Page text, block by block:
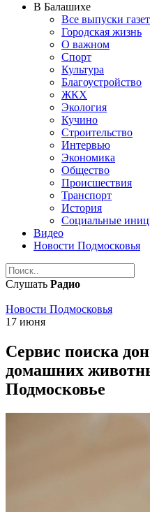
В Балашихе
Все выпуски
Городская жизнь
О важном
Спорт
Культура
Благоустройство
ЖКХ
Экология
Кучино
Строительство
Интервью
Экономика
Общество
Происшествия
Транспорт
История
Социальные
Видео
Новости Подмосковья
Слушать Радио
Новости Подмосковья
17 июня
Сервис поиска
домашних
Подмосковье